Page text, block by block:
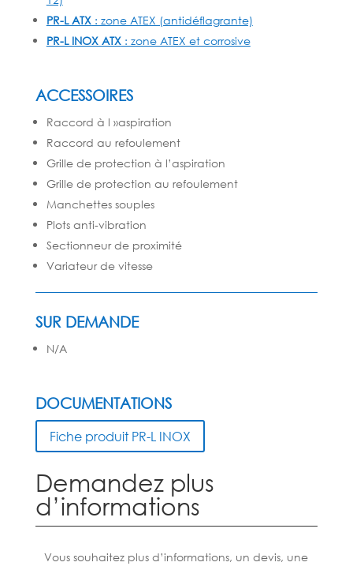
PR-L ATX: zone ATEX (antidéflagrante)
PR-L INOX ATX: zone ATEX et corrosive
ACCESSOIRES
Raccord à l »aspiration
Raccord au refoulement
Grille de protection à l’aspiration
Grille de protection au refoulement
Manchettes souples
Plots anti-vibration
Sectionneur de proximité
Variateur de vitesse
SUR DEMANDE
N/A
DOCUMENTATIONS
Fiche produit PR-L INOX
Demandez plus
d’informations
Vous souhaitez plus d’informations, un devis, une